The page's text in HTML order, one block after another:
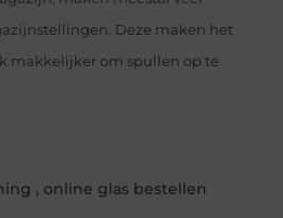
Deze maken het
makkelijker om spullen op te
, online glas bestellen